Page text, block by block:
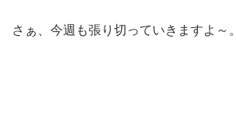
さぁ、今週も張り切っていきますよ～。